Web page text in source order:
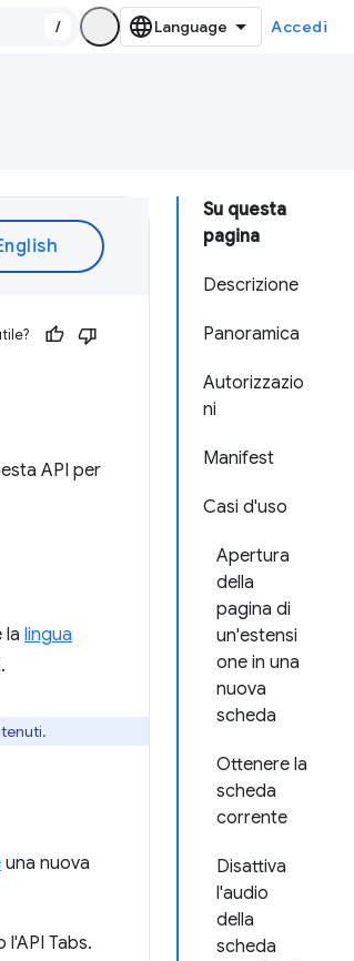
/ Accedi
Su questa
pagina
Descrizione
Panoramica
Autorizzazio
ni
Manifest
Casi d'uso
Apertura
della
pagina di
un'estensi
one in una
nuova
scheda
Ottenere la
scheda
corrente
Disattiva
l'audio
della
scheda
API per
la lingua
una nuova
Tabs.